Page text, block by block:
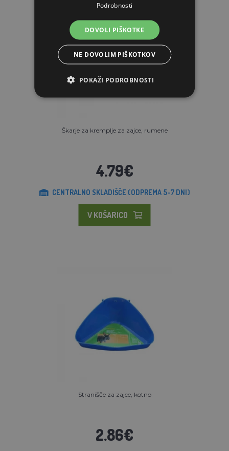
Škarje za kremplje za zajce, rumene
4.79€
CENTRALNO SKLADIŠČE (ODPREMA 5-7 DNI)
V KOŠARICO
Stranišče za zajce, kotno
2.86€
Podrobnosti
DOVOLI PIŠKOTKE
NE DOVOLIM PIŠKOTKOV
POKAŽI PODROBNOSTI